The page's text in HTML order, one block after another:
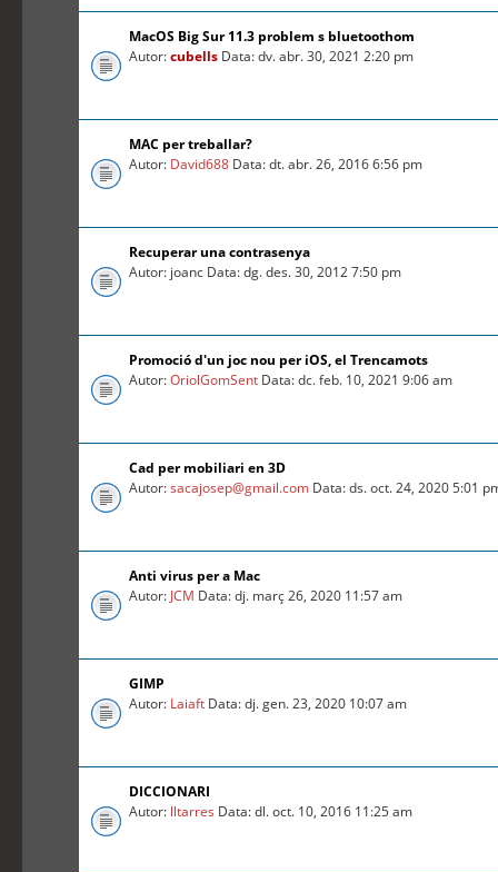
MacOS Big Sur 11.3 problem s bluetoothom
Autor:cubells Data: dv. abr. 30, 2021 2:20 pm
MAC per treballar?
Autor: David688 Data: dt. abr. 26, 2016 6:56 pm
Recuperar una contrasenya
Autor: joanc Data: dg. des. 30, 2012 7:50 pm
Promoció d'un joc nou per iOS, el Trencamots
Autor:OriolGomSent Data: dc. feb. 10, 2021 9:06 am
Cad per mobiliari en 3D
Autor:sacajosep@gmail.com Data: ds. oct. 24, 2020 5:01
Anti virus per a Mac
Autor: JCM Data: dj. març 26, 2020 11:57 am
GIMP
Autor: Laiaft Data: dj. gen. 23, 2020 10:07 am
DICCIONARI
Autor: lltarres Data: dl. oct. 10, 2016 11:25 am